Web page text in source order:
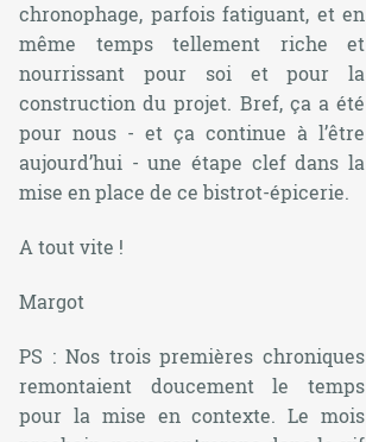
chronophage, parfois fatiguant, et en
même temps tellement riche et
nourrissant pour soi et pour la
construction du projet. Bref, ça a été
pour nous - et ça continue à l’être
aujourd’hui - une étape clef dans la
mise en place de ce bistrot-épicerie.
A tout vite !
Margot
PS : Nos trois premières chroniques
remontaient doucement le temps
pour la mise en contexte. Le mois